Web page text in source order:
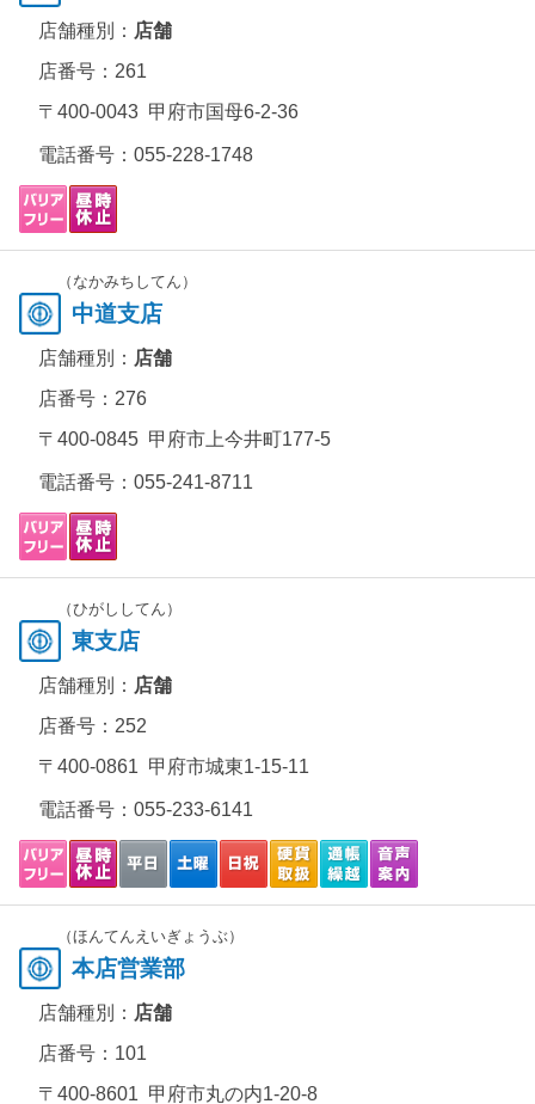
店舗種別： 店舗
店番号：261
〒400-0043 甲府市国母6-2-36
電話番号： 055-228-1748
（なかみちしてん）
中道支店
店舗種別： 店舗
店番号：276
〒400-0845 甲府市上今井町177-5
電話番号： 055-241-8711
（ひがししてん）
東支店
店舗種別： 店舗
店番号：252
〒400-0861 甲府市城東1-15-11
電話番号： 055-233-6141
（ほんてんえいぎょうぶ）
本店営業部
店舗種別： 店舗
店番号：101
〒400-8601 甲府市丸の内1-20-8